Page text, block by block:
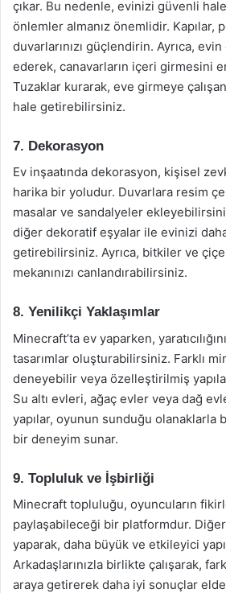
çıkar. Bu nedenle, evinizi güvenli
önlemler almanız önemlidir. Kapılar,
duvarlarınızı güçlendirin. Ayrıca,
ederek, canavarların içeri girmesini
Tuzaklar kurarak, eve girmeye
hale getirebilirsiniz.
7. Dekorasyon
Ev inşaatında dekorasyon, kişisel
harika bir yoludur. Duvarlara resim
masalar ve sandalyeler
diğer dekoratif eşyalar ile evinizi
getirebilirsiniz. Ayrıca, bitkiler ve
mekanınızı canlandırabilirsiniz.
8. Yenilikçi Yaklaşımlar
Minecraft’ta ev yaparken,
tasarımlar oluşturabilirsiniz. Farklı
deneyebilir veya özelleştirilmiş
Su altı evleri, ağaç evler veya dağ
yapılar, oyunun sunduğu
bir deneyim sunar.
9. Topluluk ve İşbirliği
Minecraft topluluğu, oyuncuların
paylaşabileceği bir platformdur.
yaparak, daha büyük ve etkileyici
Arkadaşlarınızla birlikte çalışarak,
araya getirerek daha iyi sonuçlar